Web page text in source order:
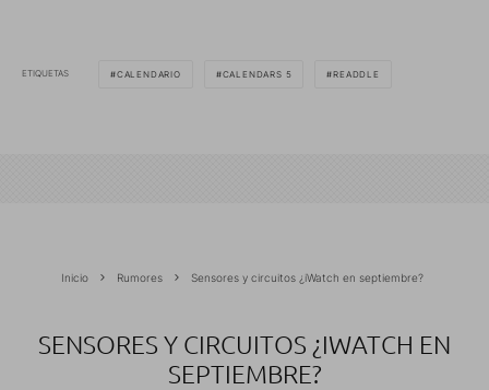
ETIQUETAS CALENDARIO CALENDARS 5 READDLE
Inicio Rumores Sensores y circuitos ¿iWatch en septiembre?
SENSORES Y CIRCUITOS ¿IWATCH EN
SEPTIEMBRE?